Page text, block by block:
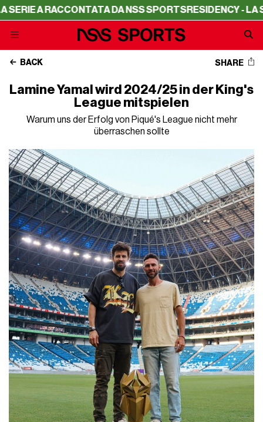
DA NSS SPORTSRESIDENCY - LA SERIE A
BACK SHARE
Lamine Yamal wird 2024/25 in der King's
League mitspielen
Warum uns der Erfolg von Piqué's League nicht mehr
überraschen sollte